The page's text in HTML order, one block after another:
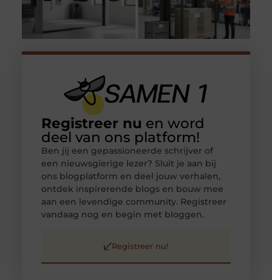
Registreer nu en word
deel van ons platform!
Ben jij een gepassioneerde schrijver of
een nieuwsgierige lezer? Sluit je aan bij
ons blogplatform en deel jouw verhalen,
ontdek inspirerende blogs en bouw mee
aan een levendige community. Registreer
vandaag nog en begin met bloggen.
Registreer nu!